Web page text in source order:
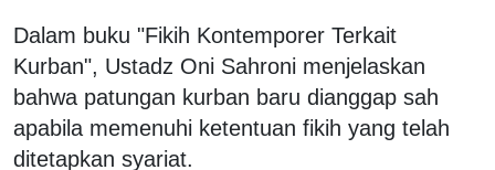
Dalam buku "Fikih Kontemporer Terkait
Kurban", Ustadz Oni Sahroni menjelaskan
bahwa patungan kurban baru dianggap sah
apabila memenuhi ketentuan fikih yang telah
ditetapkan syariat.